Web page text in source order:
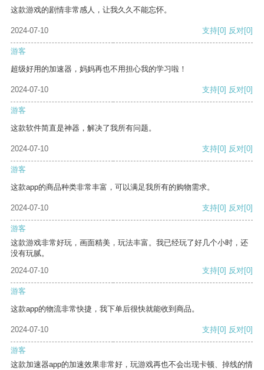
这款游戏的剧情非常感人，让我久久不能忘怀。
2024-07-10 支持[0] 反对[0]
游客
超级好用的加速器，妈妈再也不用担心我的学习啦！
2024-07-10 支持[0] 反对[0]
游客
这款软件简直是神器，解决了我所有问题。
2024-07-10 支持[0] 反对[0]
游客
这款app的商品种类非常丰富，可以满足我所有的购物需求。
2024-07-10 支持[0] 反对[0]
游客
这款游戏非常好玩，画面精美，玩法丰富。我已经玩了好几个小时，还
没有玩腻。
2024-07-10
支持[0] 反对[0]
游客
这款app的物流非常快捷，我下单后很快就能收到商品。
2024-07-10 支持[0] 反对[0]
游客
这款加速器app的加速效果非常好，玩游戏再也不会出现卡顿、掉线的情